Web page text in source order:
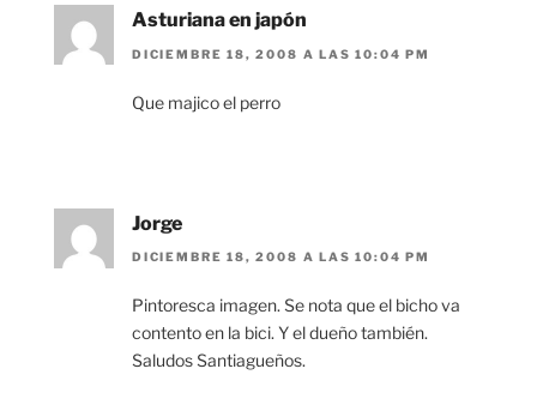
Asturiana en japón
DICIEMBRE 18, 2008 A LAS 10:04 PM
Que majico el perro
Jorge
DICIEMBRE 18, 2008 A LAS 10:04 PM
Pintoresca imagen. Se nota que el bicho va
contento en la bici. Y el dueño también.
Saludos Santiagueños.